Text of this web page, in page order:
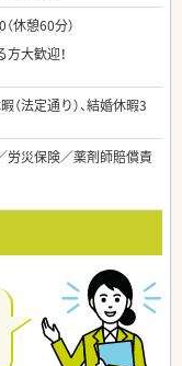
休憩60分）
大歓迎！
（法定通り）、結婚休暇3
労災保険／薬剤師賠償責